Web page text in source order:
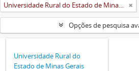
Universidade Rural do Estado de Minas Gerais (Uremg)
Opções de pesquisa
Universidade Rural do
Estado de Minas Gerais